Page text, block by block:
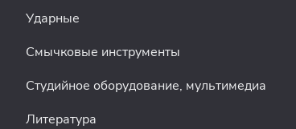
Ударные
Смычковые инструменты
Студийное оборудование, мультимедиа
Литература